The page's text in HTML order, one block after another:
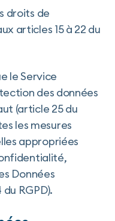
droits de
articles 15 à 22 du
le Service
des données
(article 25 du
les mesures
appropriées
Données
RGPD).